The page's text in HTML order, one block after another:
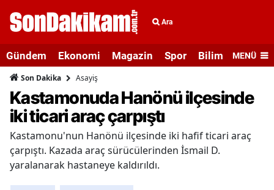
Ara
Gündem Ekonomi Magazin Spor Bilim veMENÜ
Son Dakika Asayiş
Kastamonuda Hanönü ilçesinde
iki ticari araç çarpıştı
Kastamonu'nun Hanönü ilçesinde iki hafif ticari araç
çarpıştı. Kazada araç sürücülerinden İsmail D.
yaralanarak hastaneye kaldırıldı.